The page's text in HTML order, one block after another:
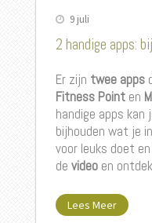
9 juli
2 handige apps:
Er zijn twee apps
Fitness Pointen
handige apps kan
bijhouden wat je
voor leuks doet
de videoen
Lees Meer